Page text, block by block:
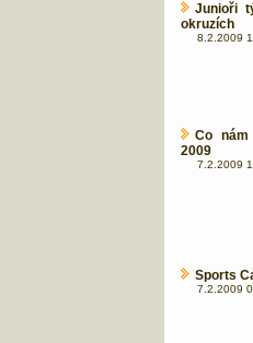
Junioři
okruzích
8.2.2009
Co nám
2009
7.2.2009
Sports
7.2.2009